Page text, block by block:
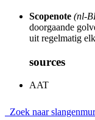
Scopenote (nl-
doorgaande
uit regelmatig
sources
AAT
Zoek naar